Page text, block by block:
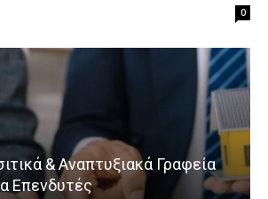
0
& Αναπτυξιακά Γραφεία
Επενδυτές